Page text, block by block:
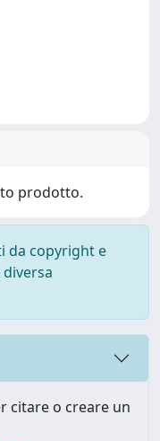
prodotto.
da copyright e
citare o creare un